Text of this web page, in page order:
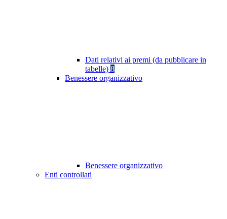
Dati relativi ai premi (da pubblicare in
tabelle) 8
Benessere organizzativo
Benessere organizzativo
Enti controllati